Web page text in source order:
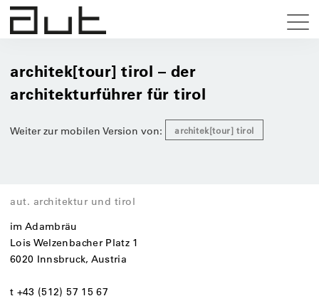
architek[tour] tirol – der
architekturführer für tirol
Weiter zur mobilen Version von: architek[tour] tirol
aut. architektur und tirol
im Adambräu
Lois Welzenbacher Platz 1
6020 Innsbruck, Austria
t +43 (512) 57 15 67